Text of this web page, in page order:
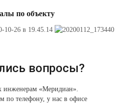
по объекту
вопросы?
инженерам «Меридиан».
по телефону, у нас в офисе